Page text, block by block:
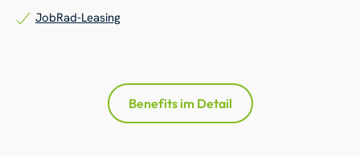
JobRad-Leasing
Benefits im Detail